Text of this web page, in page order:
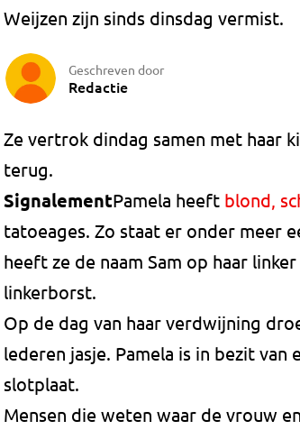
Weijzen zijn sinds dinsdag vermist.
Geschreven door
Redactie
Ze vertrok dindag samen met haar
terug.
SignalementPamela heeft blond,
tatoeages. Zo staat er onder meer
heeft ze de naam Sam op haar
linkerborst.
Op de dag van haar verdwijning
lederen jasje. Pamela is in bezit
slotplaat.
Mensen die weten waar de vrouw